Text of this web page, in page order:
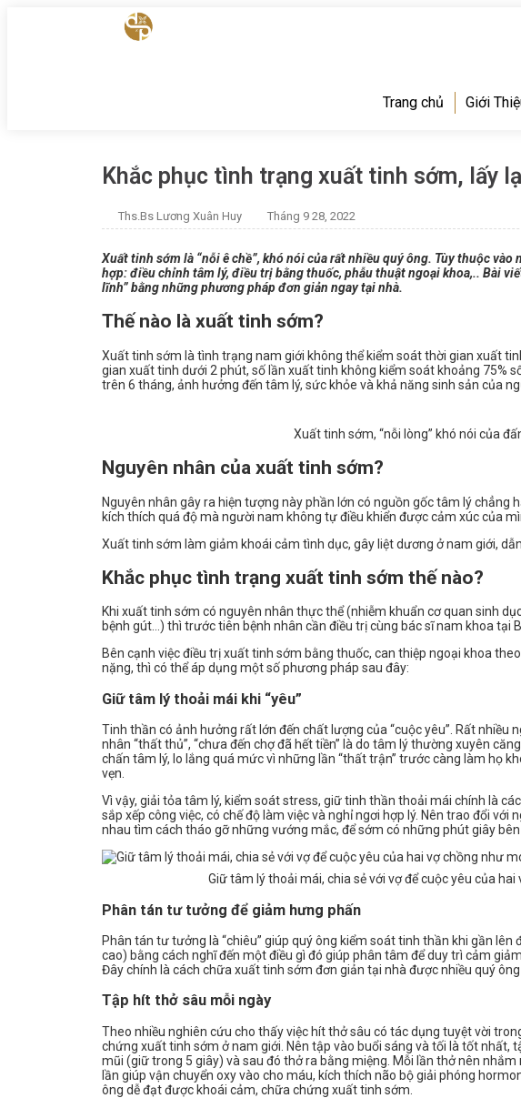
Trang chủ Giới
Khắc phục tình trạng xuất tinh sớm, lấy
Ths.Bs Lương Xuân Huy Tháng 9 28, 2022
Xuất tinh sớm là “nỗi ê chề”, khó nói của rất nhiều quý ông. Tùy thuộc
hợp: điều chỉnh tâm lý, điều trị bằng thuốc, phẫu thuật ngoại khoa,.. Bài
lĩnh” bằng những phương pháp đơn giản ngay tại nhà.
Thế nào là xuất tinh sớm?
Xuất tinh sớm là tình trạng nam giới không thể kiểm soát thời gian xuất
gian xuất tinh dưới 2 phút, số lần xuất tinh không kiểm soát khoảng 75%
trên 6 tháng, ảnh hưởng đến tâm lý, sức khỏe và khả năng sinh sản của
Xuất tinh sớm, “nỗi lòng” khó nói của
Nguyên nhân của xuất tinh sớm?
Nguyên nhân gây ra hiện tượng này phần lớn có nguồn gốc tâm lý chẳng
kích thích quá độ mà người nam không tự điều khiển được cảm xúc của
Xuất tinh sớm làm giảm khoái cảm tình dục, gây liệt dương ở nam giới,
Khắc phục tình trạng xuất tinh sớm thế nào?
Khi xuất tinh sớm có nguyên nhân thực thể (nhiễm khuẩn cơ quan sinh
bệnh gút…) thì trước tiên bệnh nhân cần điều trị cùng bác sĩ nam khoa tại
Bên cạnh việc điều trị xuất tinh sớm bằng thuốc, can thiệp ngoại khoa
nặng, thì có thể áp dụng một số phương pháp sau đây:
Giữ tâm lý thoải mái khi “yêu”
Tinh thần có ảnh hưởng rất lớn đến chất lượng của “cuộc yêu”. Rất nhiều
nhân “thất thủ”, “chưa đến chợ đã hết tiền” là do tâm lý thường xuyên
chấn tâm lý, lo lắng quá mức vì những lần “thất trận” trước càng làm họ
vẹn.
Vì vậy, giải tỏa tâm lý, kiểm soát stress, giữ tinh thần thoải mái chính là
sắp xếp công việc, có chế độ làm việc và nghỉ ngơi hợp lý. Nên trao đổi với
nhau tìm cách tháo gỡ những vướng mắc, để sớm có những phút giây
Giữ tâm lý thoải mái, chia sẻ với vợ để cuộc yêu của
Phân tán tư tưởng để giảm hưng phấn
Phân tán tư tưởng là “chiêu” giúp quý ông kiểm soát tinh thần khi gần
cao) bằng cách nghĩ đến một điều gì đó giúp phân tâm để duy trì cảm
Đây chính là cách chữa xuất tinh sớm đơn giản tại nhà được nhiều quý ông
Tập hít thở sâu mỗi ngày
Theo nhiều nghiên cứu cho thấy việc hít thở sâu có tác dụng tuyệt vời
chứng xuất tinh sớm ở nam giới. Nên tập vào buổi sáng và tối là tốt nhất,
mũi (giữ trong 5 giây) và sau đó thở ra bằng miệng. Mỗi lần thở nên
lần giúp vận chuyển oxy vào cho máu, kích thích não bộ giải phóng
ông dễ đạt được khoái cảm, chữa chứng xuất tinh sớm.